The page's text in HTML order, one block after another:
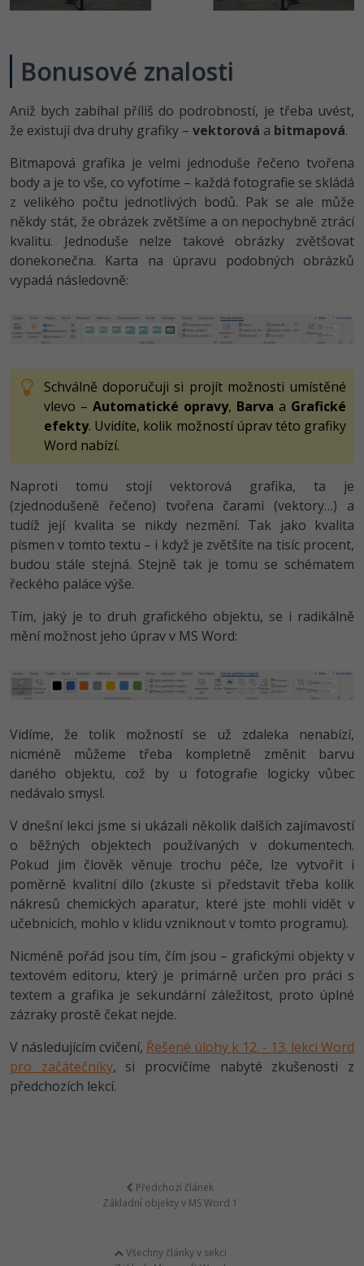
Bonusové znalosti
Aniž bych zabíhal příliš do podrobností, je třeba uvést,
že existují dva druhy grafiky – vektorová a bitmapová.
Bitmapová grafika je velmi jednoduše řečeno tvořena
body a je to vše, co vyfotíme – každá fotografie se skládá
z velikého počtu jednotlivých bodů. Pak se ale může
někdy stát, že obrázek zvětšíme a on nepochybně ztrácí
kvalitu. Jednoduše nelze takové obrázky zvětšovat
donekonečna. Karta na úpravu podobných obrázků
vypadá následovně:
Schválně doporučuji si projít možnosti umístěné
vlevo – Automatické opravy, Barva a Grafické
efekty. Uvidíte, kolik možností úprav této grafiky
Word nabízí.
Naproti tomu stojí vektorová grafika, ta je
(zjednodušeně řečeno) tvořena čarami (vektory…) a
tudíž její kvalita se nikdy nezmění. Tak jako kvalita
písmen v tomto textu – i když je zvětšíte na tisíc procent,
budou stále stejná. Stejně tak je tomu se schématem
řeckého paláce výše.
Tím, jaký je to druh grafického objektu, se i radikálně
mění možnost jeho úprav v MS Word:
Vidíme, že tolik možností se už zdaleka nenabízí,
nicméně můžeme třeba kompletně změnit barvu
daného objektu, což by u fotografie logicky vůbec
nedávalo smysl.
V dnešní lekci jsme si ukázali několik dalších zajímavostí
o běžných objektech používaných v dokumentech.
Pokud jim člověk věnuje trochu péče, lze vytvořit i
poměrně kvalitní dílo (zkuste si představit třeba kolik
nákresů chemických aparatur, které jste mohli vidět v
učebnicích, mohlo v klidu vzniknout v tomto programu).
Nicméně pořád jsou tím, čím jsou – grafickými objekty v
textovém editoru, který je primárně určen pro práci s
textem a grafika je sekundární záležitost, proto úplné
zázraky prostě čekat nejde.
V následujícím cvičení, Řešené úlohy k 12. - 13. lekci Word
pro začátečníky, si procvičíme nabyté zkušenosti z
předchozích lekcí.
Předchozí článek
Základní objekty v MS Word 1
Všechny články v sekci